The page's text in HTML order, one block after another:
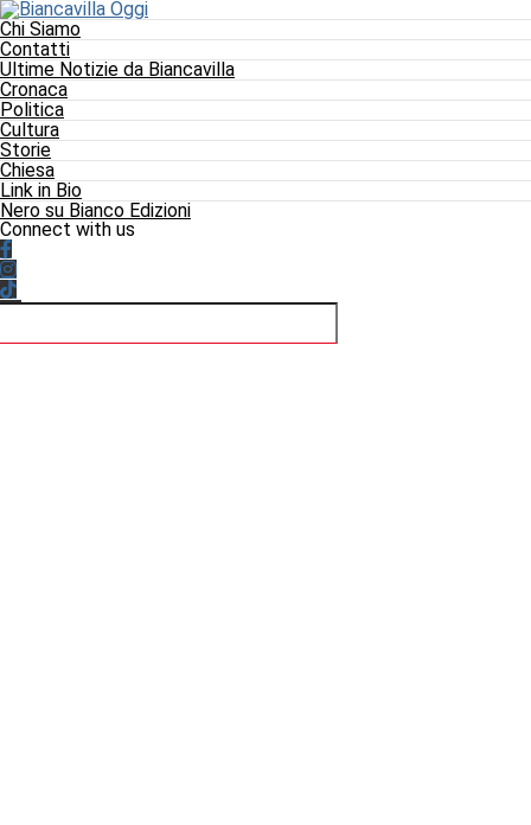
Chi Siamo
Contatti
Ultime Notizie da Biancavilla
Cronaca
Politica
Cultura
Storie
Chiesa
Link in Bio
Nero su Bianco Edizioni
Connect with us